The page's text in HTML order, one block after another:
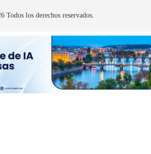
Todos los derechos reservados.